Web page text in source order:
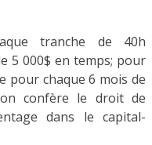
tranche de 40h
5 000$ en temps; pour
pour chaque 6 mois de
confère le droit de
dans le capital-